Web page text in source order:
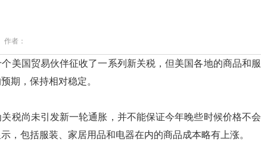
作者：
国贸易伙伴征收了一系列新关税，但美国各地的商品和服
期，保持相对稳定。
尚未引发新一轮通胀，并不能保证今年晚些时候价格不会
，包括服装、家居用品和电器在内的商品成本略有上涨。